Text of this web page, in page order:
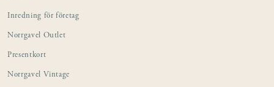
Inredning för företag
Norrgavel Outlet
Presentkort
Norrgavel Vintage